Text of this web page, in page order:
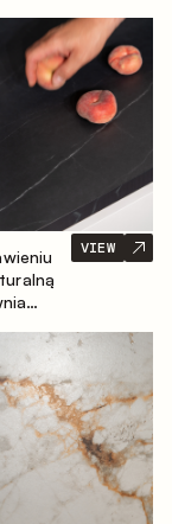
i
VIEW